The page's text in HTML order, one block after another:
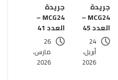
جريدة
MCG24 –
العدد 45
24
أبريل،
2026
جريدة
MCG24 –
العدد 41
26
مارس،
2026